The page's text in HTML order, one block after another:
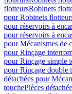
flotteursRobinets
pour Robinets
pour réservoirs à
pour réservoirs à
pour Mécanismes de
pour Rinçage
pour Rinçage simple
pour Rinçage double
détachées pour
touchePièces